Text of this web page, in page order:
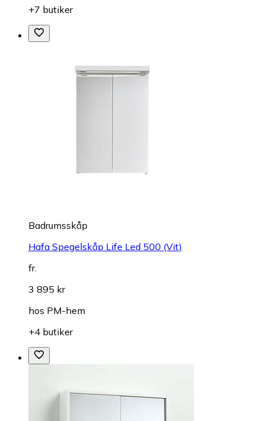
+7 butiker
Badrumsskåp
Hafa Spegelskåp Life Led 500 (Vit)
fr.
3 895 kr
hos PM-hem
+4 butiker